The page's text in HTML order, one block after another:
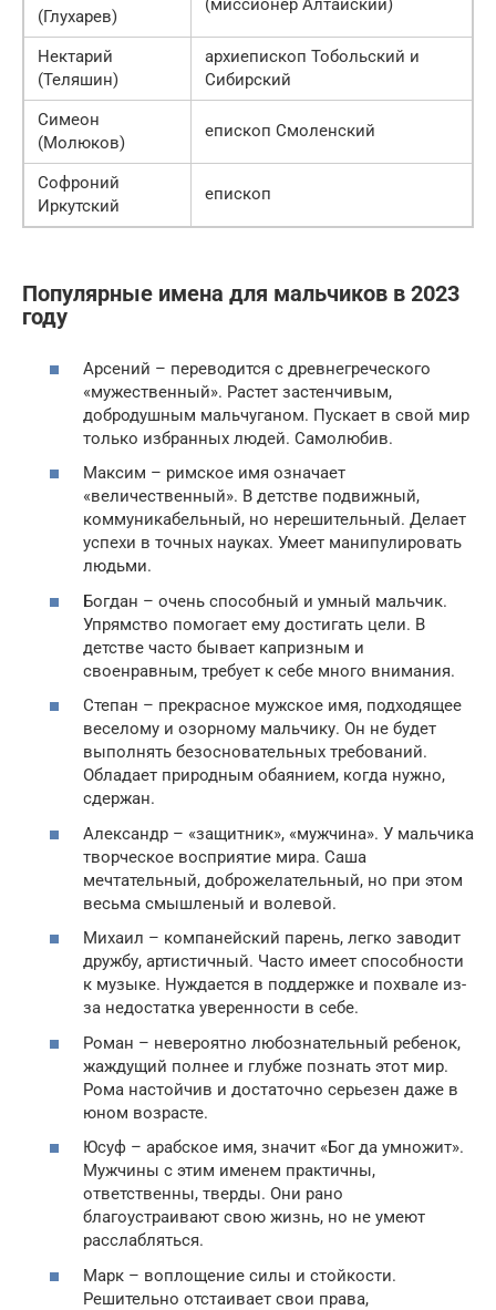
(Глухарев)
(миссионер Алтайский)
Нектарий
(Теляшин)
архиепископ Тобольский и
Сибирский
Симеон
(Молюков)
епископ Смоленский
Софроний
Иркутский
епископ
Популярные имена для мальчиков в 2023
году
Арсений – переводится с древнегреческого
«мужественный». Растет застенчивым,
добродушным мальчуганом. Пускает в свой мир
только избранных людей. Самолюбив.
Максим – римское имя означает
«величественный». В детстве подвижный,
коммуникабельный, но нерешительный. Делает
успехи в точных науках. Умеет манипулировать
людьми.
Богдан – очень способный и умный мальчик.
Упрямство помогает ему достигать цели. В
детстве часто бывает капризным и
своенравным, требует к себе много внимания.
Степан – прекрасное мужское имя, подходящее
веселому и озорному мальчику. Он не будет
выполнять безосновательных требований.
Обладает природным обаянием, когда нужно,
сдержан.
Александр – «защитник», «мужчина». У мальчика
творческое восприятие мира. Саша
мечтательный, доброжелательный, но при этом
весьма смышленый и волевой.
Михаил – компанейский парень, легко заводит
дружбу, артистичный. Часто имеет способности
к музыке. Нуждается в поддержке и похвале из-
за недостатка уверенности в себе.
Роман – невероятно любознательный ребенок,
жаждущий полнее и глубже познать этот мир.
Рома настойчив и достаточно серьезен даже в
юном возрасте.
Юсуф – арабское имя, значит «Бог да умножит».
Мужчины с этим именем практичны,
ответственны, тверды. Они рано
благоустраивают свою жизнь, но не умеют
расслабляться.
Марк – воплощение силы и стойкости.
Решительно отстаивает свои права,